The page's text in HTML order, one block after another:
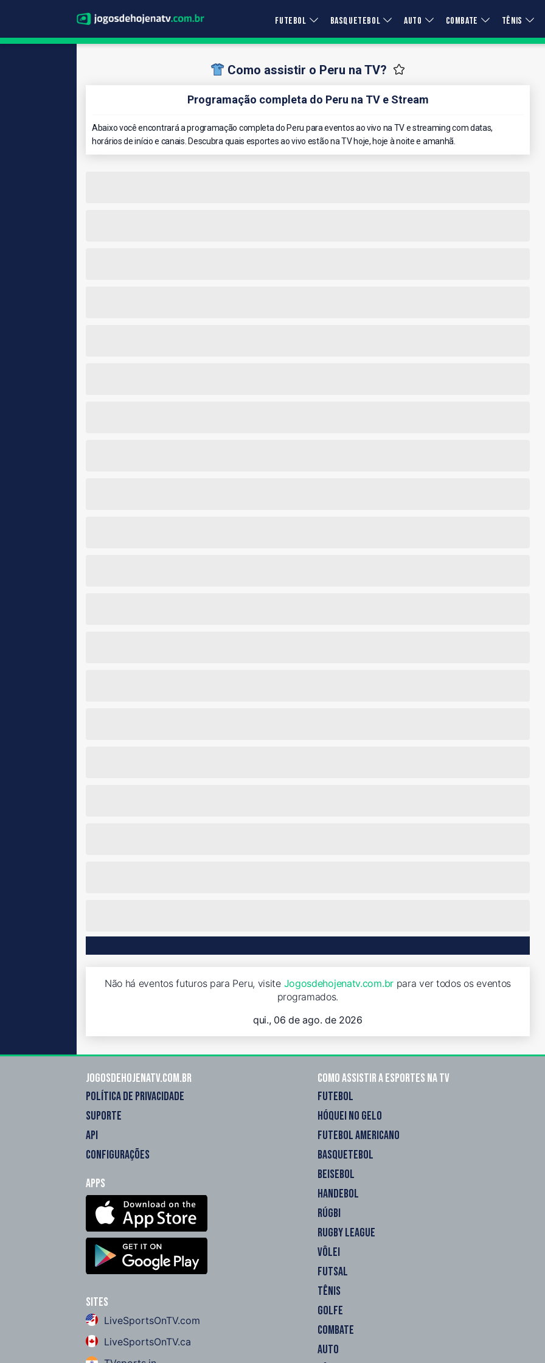
FUTEBOL BASQUETEBOL AUTO COMBATE TÊNIS
Como assistir o Peru na TV?
Programação completa do Peru na TV e Stream
Abaixo você encontrará a programação completa do Peru para eventos ao vivo na TV e streaming com datas,
horários de início e canais. Descubra quais esportes ao vivo estão na TV hoje, hoje à noite e amanhã.
Não há eventos futuros para Peru, visite Jogosdehojenatv.com.brpara ver todos os eventos
programados.
qui., 06 de ago. de 2026
Jogosdehojenatv.com.br
POLÍTICA DE PRIVACIDADE
SUPORTE
API
CONFIGURAÇÕES
Apps
Sites
LiveSportsOnTV.com
LiveSportsOnTV.ca
Como assistir a esportes na TV
FUTEBOL
HÓQUEI NO GELO
FUTEBOL AMERICANO
BASQUETEBOL
BEISEBOL
HANDEBOL
RÚGBI
RUGBY LEAGUE
VÔLEI
FUTSAL
TÊNIS
GOLFE
COMBATE
AUTO